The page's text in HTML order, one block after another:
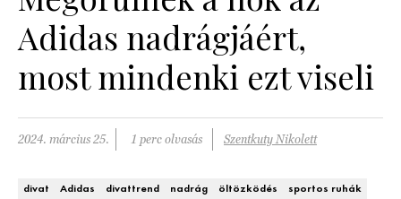
SZÉPSÉG
ÉLETMÓD
PÁRKAPCSOLAT
Adidas nadrágjáért,
most mindenki ezt viseli
2024. március 25. 1 perc olvasás Szentkuty Nikolett
divat Adidas divattrend nadrág öltözködés sportos ruhák